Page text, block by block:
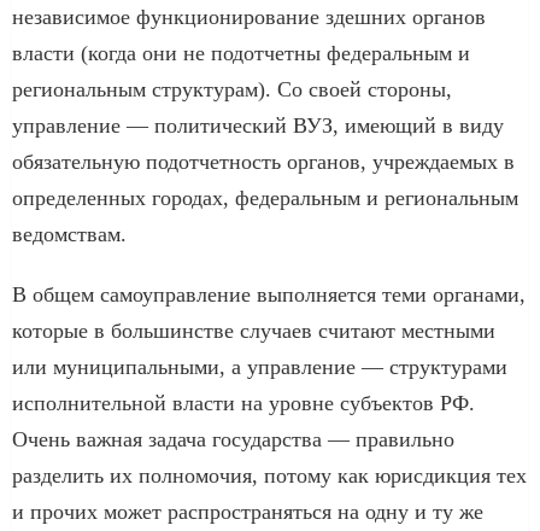
независимое функционирование здешних органов
власти (когда они не подотчетны федеральным и
региональным структурам). Со своей стороны,
управление — политический ВУЗ, имеющий в виду
обязательную подотчетность органов, учреждаемых в
определенных городах, федеральным и региональным
ведомствам.
В общем самоуправление выполняется теми органами,
которые в большинстве случаев считают местными
или муниципальными, а управление — структурами
исполнительной власти на уровне субъектов РФ.
Очень важная задача государства — правильно
разделить их полномочия, потому как юрисдикция тех
и прочих может распространяться на одну и ту же